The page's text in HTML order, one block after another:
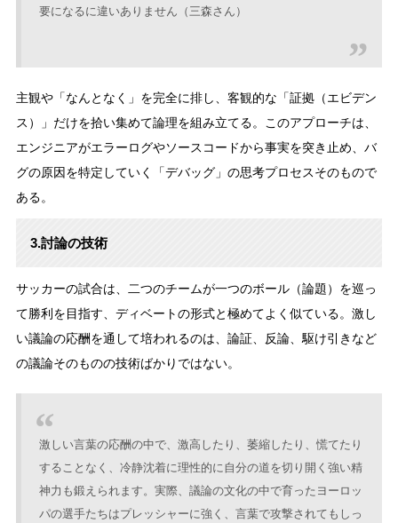
要になるに違いありません（三森さん）
主観や「なんとなく」を完全に排し、客観的な「証拠（エビデン
ス）」だけを拾い集めて論理を組み立てる。このアプローチは、
エンジニアがエラーログやソースコードから事実を突き止め、バ
グの原因を特定していく「デバッグ」の思考プロセスそのもので
ある。
3.討論の技術
サッカーの試合は、二つのチームが一つのボール（論題）を巡っ
て勝利を目指す、ディベートの形式と極めてよく似ている。激し
い議論の応酬を通して培われるのは、論証、反論、駆け引きなど
の議論そのものの技術ばかりではない。
激しい言葉の応酬の中で、激高したり、萎縮したり、慌てたり
することなく、冷静沈着に理性的に自分の道を切り開く強い精
神力も鍛えられます。実際、議論の文化の中で育ったヨーロッ
パの選手たちはプレッシャーに強く、言葉で攻撃されてもしっ